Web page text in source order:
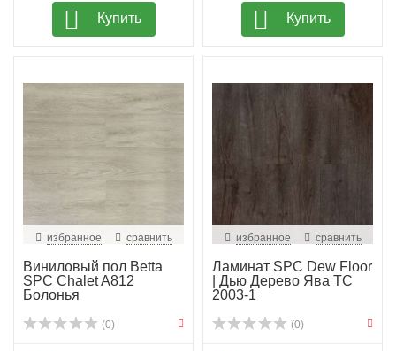
Купить Купить
избранное сравнить
Виниловый пол Betta
SPC Chalet A812
Болонья
(0)
избранное сравнить
Ламинат SPC Dew Floor
| Дью Дерево Ява ТС
2003-1
(0)